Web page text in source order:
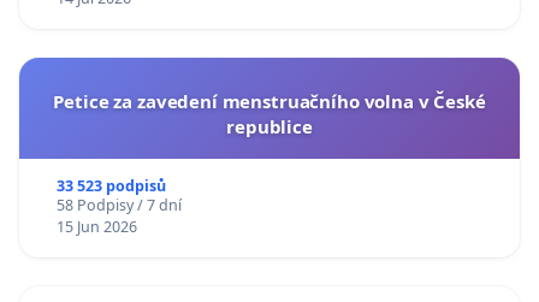
Petice za zavedení menstruačního volna v České
republice
33 523 podpisů
58 Podpisy / 7 dní
15 Jun 2026